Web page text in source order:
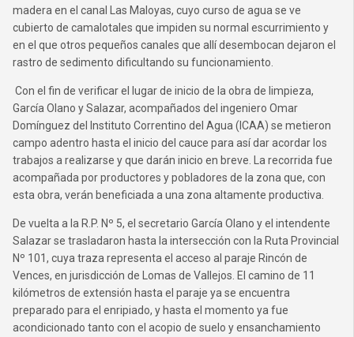
madera en el canal Las Maloyas, cuyo curso de agua se ve
cubierto de camalotales que impiden su normal escurrimiento y
en el que otros pequeños canales que allí desembocan dejaron el
rastro de sedimento dificultando su funcionamiento.
Con el fin de verificar el lugar de inicio de la obra de limpieza,
García Olano y Salazar, acompañados del ingeniero Omar
Domínguez del Instituto Correntino del Agua (ICAA) se metieron
campo adentro hasta el inicio del cauce para así dar acordar los
trabajos a realizarse y que darán inicio en breve. La recorrida fue
acompañada por productores y pobladores de la zona que, con
esta obra, verán beneficiada a una zona altamente productiva.
De vuelta a la R.P. Nº 5, el secretario García Olano y el intendente
Salazar se trasladaron hasta la intersección con la Ruta Provincial
Nº 101, cuya traza representa el acceso al paraje Rincón de
Vences, en jurisdicción de Lomas de Vallejos. El camino de 11
kilómetros de extensión hasta el paraje ya se encuentra
preparado para el enripiado, y hasta el momento ya fue
acondicionado tanto con el acopio de suelo y ensanchamiento